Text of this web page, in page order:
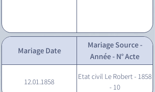
Mariage Date
Mariage Source -
Année - N° Acte
12.01.1858
Etat civil Le Robert - 1858
- 10